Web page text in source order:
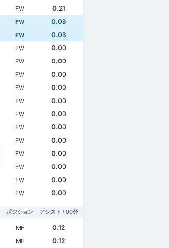
FW
0.21
FW
0.08
FW
0.08
FW
0.00
FW
0.00
FW
0.00
FW
0.00
FW
0.00
FW
0.00
FW
0.00
FW
0.00
FW
0.00
FW
0.00
FW
0.00
FW 0.00
ポジション アシスト / 90分
MF
0.12
MF
0.12